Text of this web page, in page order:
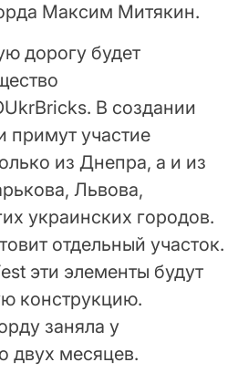
Максим Митякин.
дорогу будет
В создании
примут участие
из Днепра, а и из
Львова,
украинских городов.
отдельный участок.
эти элементы будут
конструкцию.
заняла у
двух месяцев.